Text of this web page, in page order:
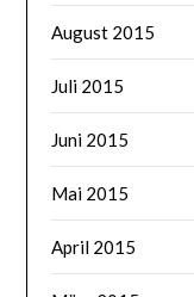
August 2015
Juli 2015
Juni 2015
Mai 2015
April 2015